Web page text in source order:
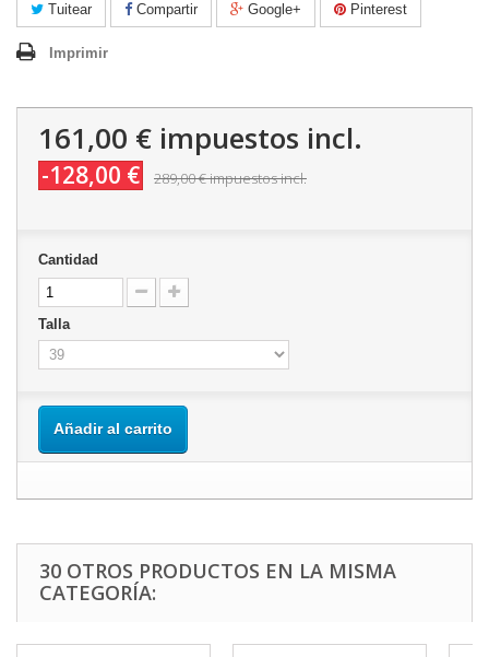
Tuitear Compartir Google+ Pinterest
Imprimir
161,00 € impuestos incl.
-128,00 € 289,00 €impuestos incl.
Cantidad
Talla
Añadir al carrito
30 OTROS PRODUCTOS EN LA MISMA
CATEGORÍA: